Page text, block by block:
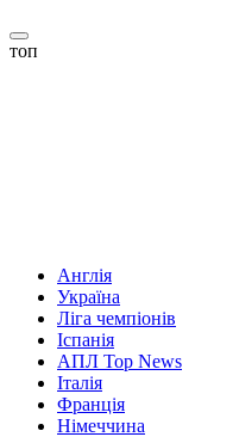
топ
Англія
Україна
Ліга чемпіонів
Іспанія
АПЛ Top News
Італія
Франція
Німеччина